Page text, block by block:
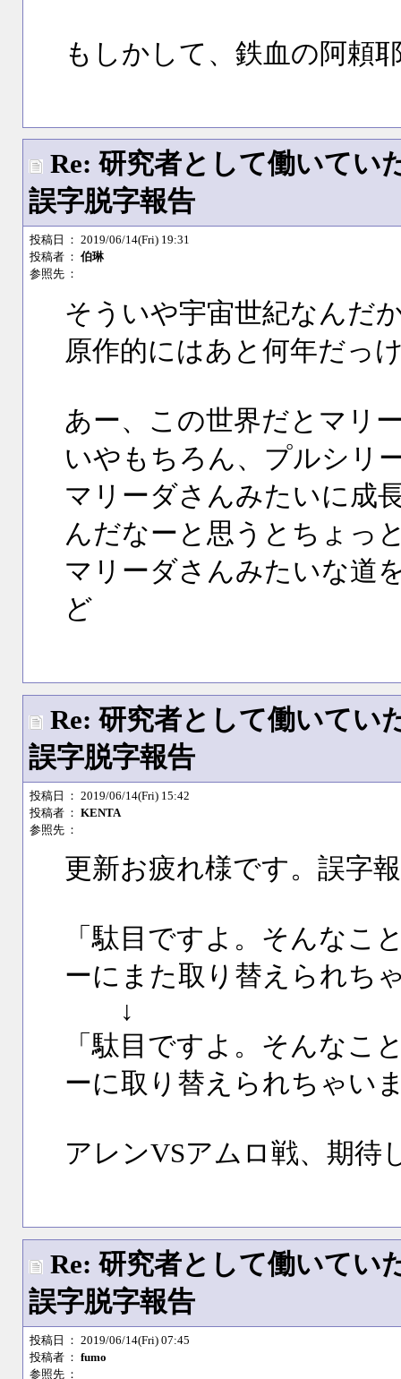
もしかして、鉄血の阿頼
Re: 研究者として働いて
誤字脱字報告
投稿日
： 2019/06/14(Fri) 19:31
投稿者 ：伯琳
参照先 ：
そういや宇宙世紀なんだ
原作的にはあと何年だっ
あー、この世界だとマリ
いやもちろん、プルシリ
マリーダさんみたいに成
んだなーと思うとちょっ
マリーダさんみたいな道
ど
Re: 研究者として働いて
誤字脱字報告
投稿日
： 2019/06/14(Fri) 15:42
投稿者 ：KENTA
参照先 ：
更新お疲れ様です。誤字
「駄目ですよ。そんなこ
ーにまた取り替えられち
↓
「駄目ですよ。そんなこ
ーに取り替えられちゃい
アレンVSアムロ戦、期待
Re: 研究者として働いて
誤字脱字報告
投稿日
： 2019/06/14(Fri) 07:45
投稿者 ：fumo
参照先 ：